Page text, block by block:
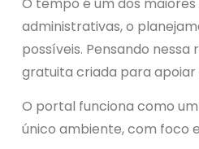
administrativas, o
possíveis. Pensando nessa
gratuita criada para
O portal funciona como um
único ambiente, com foco